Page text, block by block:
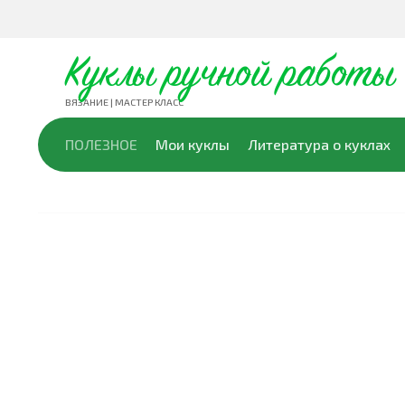
Куклы ручной работы
ВЯЗАНИЕ | МАСТЕР КЛАСС
ПОЛЕЗНОЕ Мои куклы Литература о куклах